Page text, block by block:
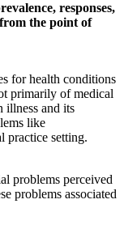
responses,
the point of
for health conditions
primarily of medical
illness and its
like
practice setting.
problems perceived
problems associated